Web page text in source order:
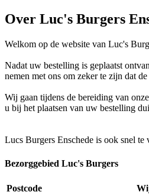
Over Luc's Burgers
Welkom op de website van Luc's
Nadat uw bestelling is geplaatst
nemen met ons om zeker te zijn dat
Wij gaan tijdens de bereiding van
u bij het plaatsen van uw bestelling
Lucs Burgers Enschede is ook snel
Bezorggebied Luc's Burgers
Postcode